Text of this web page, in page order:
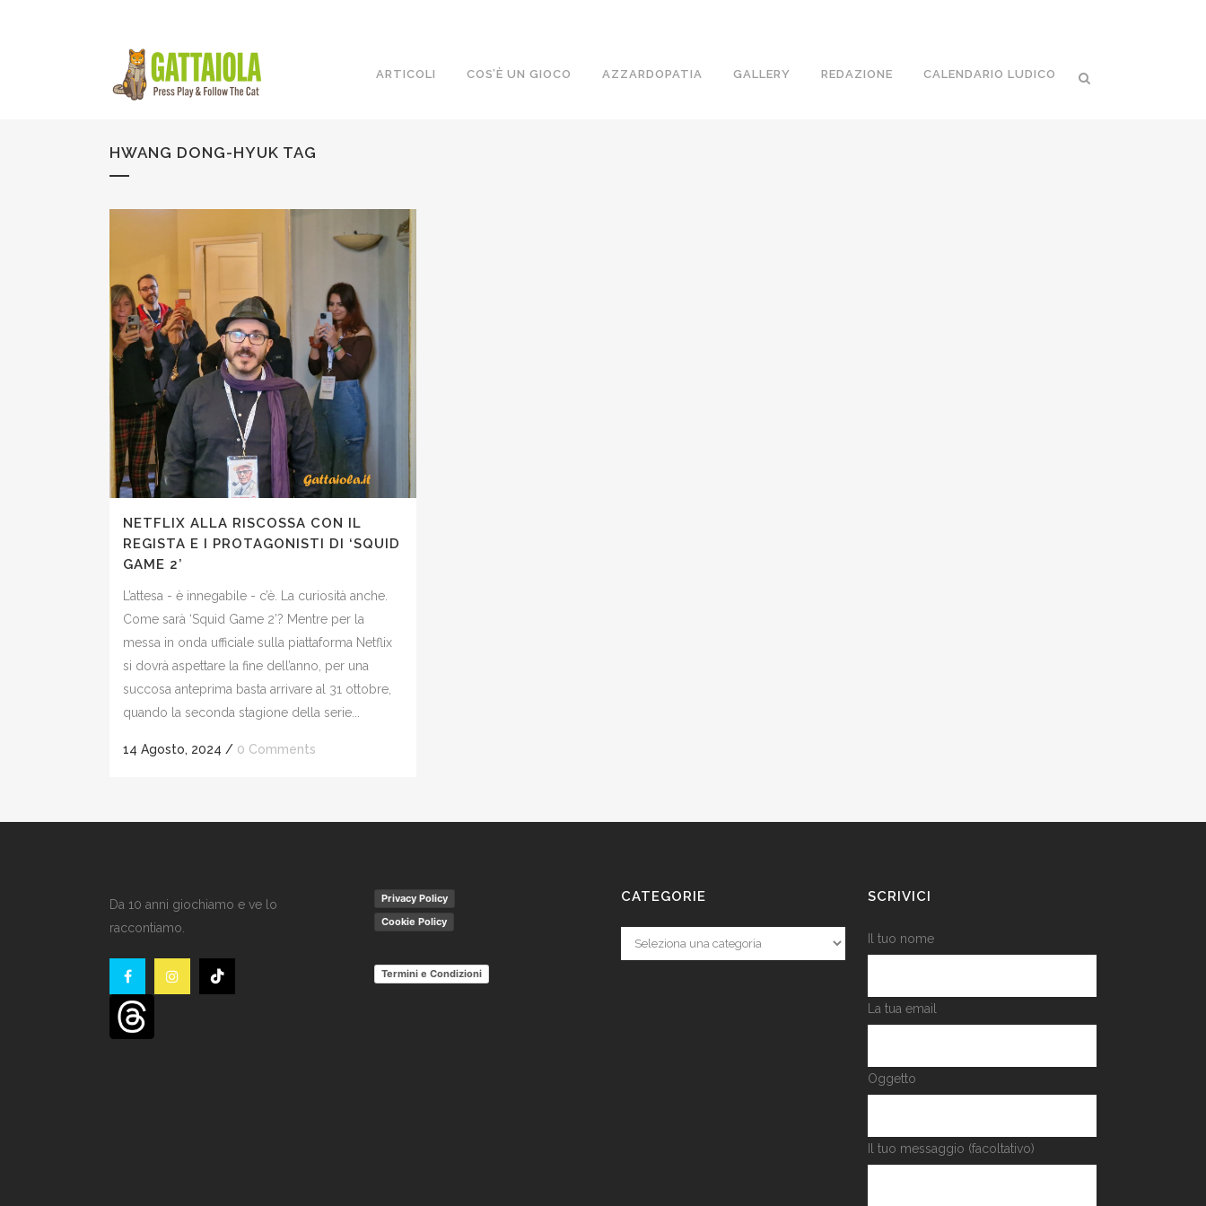
ARTICOLI COS’È UN GIOCO AZZARDOPATIA GALLERY REDAZIONE CALENDARIO LUDICO
HWANG DONG-HYUK TAG
NETFLIX ALLA RISCOSSA CON IL
REGISTA E I PROTAGONISTI DI ‘SQUID
GAME 2’
L’attesa - è innegabile - c’è. La curiosità anche.
Come sarà ‘Squid Game 2’? Mentre per la
messa in onda ufficiale sulla piattaforma Netflix
si dovrà aspettare la fine dell’anno, per una
succosa anteprima basta arrivare al 31 ottobre,
quando la seconda stagione della serie...
14 Agosto, 2024 / 0 Comments
Da 10 anni giochiamo e ve lo
raccontiamo.
Privacy Policy
Cookie Policy
Termini e Condizioni
CATEGORIE
Categorie
SCRIVICI
Il tuo nome
La tua email
Oggetto
Il tuo messaggio (facoltativo)